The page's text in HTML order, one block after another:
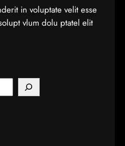
in voluptate velit esse
vlum dolu ptatel elit